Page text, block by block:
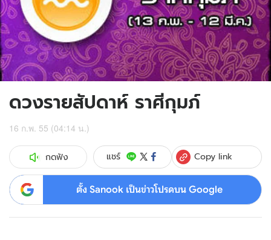
ดวงรายสัปดาห์ ราศีกุมภ์
16 ก.พ. 55 (04:14 น.)
กดฟัง แชร์ Copy link
ตั้ง Sanook เป็นข่าวโปรดบน Google